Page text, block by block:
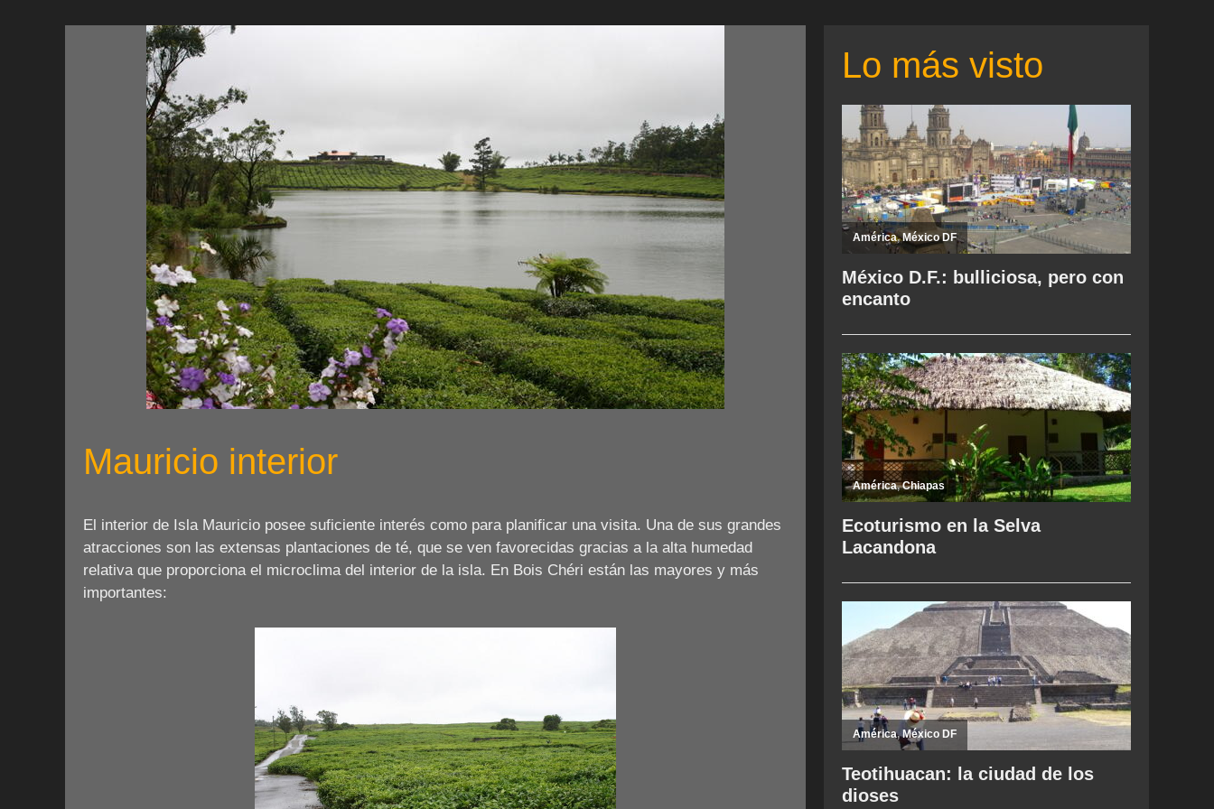
Mauricio interior
El interior de Isla Mauricio posee suficiente interés como para planificar una visita. Una de sus grandes
atracciones son las extensas plantaciones de té, que se ven favorecidas gracias a la alta humedad
relativa que proporciona el microclima del interior de la isla. En Bois Chéri están las mayores y más
importantes:
Lo más visto